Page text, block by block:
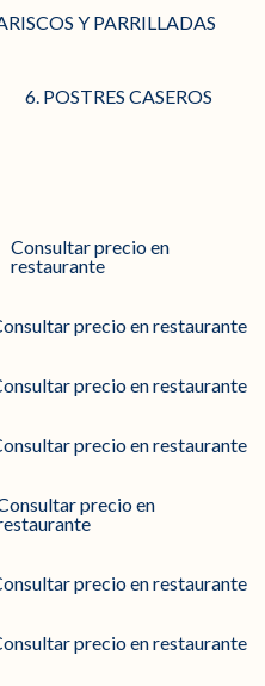
Y PARRILLADAS
6. POSTRES CASEROS
Consultar precio en
restaurante
precio en restaurante
precio en restaurante
precio en restaurante
precio en
precio en restaurante
precio en restaurante